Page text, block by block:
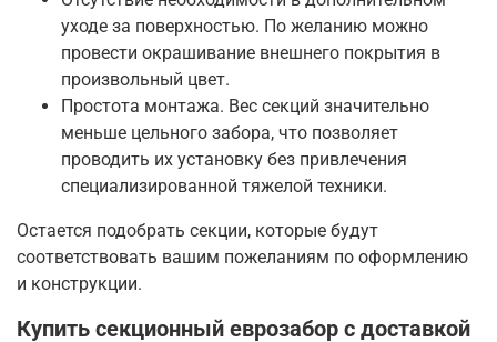
уходе за поверхностью. По желанию можно
провести окрашивание внешнего покрытия в
произвольный цвет.
Простота монтажа. Вес секций значительно
меньше цельного забора, что позволяет
проводить их установку без привлечения
специализированной тяжелой техники.
Остается подобрать секции, которые будут
соответствовать вашим пожеланиям по оформлению
и конструкции.
Купить секционный еврозабор с доставкой